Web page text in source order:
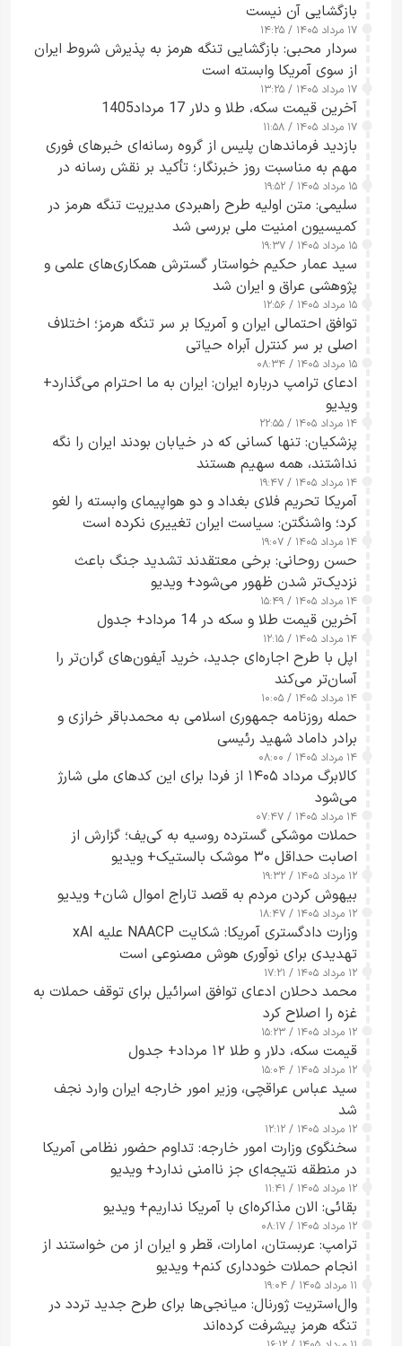
بازگشایی آن نیست
۱۷ مرداد ۱۴۰۵ / ۱۴:۲۵
سردار محبی: بازگشایی تنگه هرمز به پذیرش شروط ایران
از سوی آمریکا وابسته است
۱۷ مرداد ۱۴۰۵ / ۱۳:۲۵
آخرین قیمت سکه، طلا و دلار 17 مرداد1405
۱۷ مرداد ۱۴۰۵ / ۱۱:۵۸
بازدید فرماندهان پلیس از گروه رسانه‌ای خبرهای فوری
مهم به مناسبت روز خبرنگار؛ تأکید بر نقش رسانه در
تقویت امنیت و اعتماد عمومی
۱۵ مرداد ۱۴۰۵ / ۱۹:۵۲
سلیمی: متن اولیه طرح راهبردی مدیریت تنگه هرمز در
کمیسیون امنیت ملی بررسی شد
۱۵ مرداد ۱۴۰۵ / ۱۹:۳۷
سید عمار حکیم خواستار گسترش همکاری‌های علمی و
پژوهشی عراق و ایران شد
۱۵ مرداد ۱۴۰۵ / ۱۲:۵۶
توافق احتمالی ایران و آمریکا بر سر تنگه هرمز؛ اختلاف
اصلی بر سر کنترل آبراه حیاتی
۱۵ مرداد ۱۴۰۵ / ۰۸:۳۴
ادعای ترامپ درباره ایران: ایران به ما احترام می‌گذارد+
ویدیو
۱۴ مرداد ۱۴۰۵ / ۲۲:۵۵
پزشکیان: تنها کسانی که در خیابان بودند ایران را نگه
نداشتند، همه سهیم هستند
۱۴ مرداد ۱۴۰۵ / ۱۹:۴۷
آمریکا تحریم فلای بغداد و دو هواپیمای وابسته را لغو
کرد؛ واشنگتن: سیاست ایران تغییری نکرده است
۱۴ مرداد ۱۴۰۵ / ۱۹:۰۷
حسن روحانی: برخی معتقدند تشدید جنگ باعث
نزدیک‌تر شدن ظهور می‌شود+ ویدیو
۱۴ مرداد ۱۴۰۵ / ۱۵:۴۹
آخرین قیمت طلا و سکه در 14 مرداد+ جدول
۱۴ مرداد ۱۴۰۵ / ۱۲:۱۵
اپل با طرح اجاره‌ای جدید، خرید آیفون‌های گران‌تر را
آسان‌تر می‌کند
۱۴ مرداد ۱۴۰۵ / ۱۰:۰۵
حمله روزنامه جمهوری اسلامی به محمدباقر خرازی و
برادر داماد شهید رئیسی
۱۴ مرداد ۱۴۰۵ / ۰۸:۰۰
کالابرگ مرداد ۱۴۰۵ از فردا برای این کدهای ملی شارژ
می‌شود
۱۴ مرداد ۱۴۰۵ / ۰۷:۴۷
حملات موشکی گسترده روسیه به کی‌یف؛ گزارش از
اصابت حداقل ۳۰ موشک بالستیک+ ویدیو
۱۲ مرداد ۱۴۰۵ / ۱۹:۳۲
بیهوش کردن مردم به قصد تاراج اموال شان+ ویدیو
۱۲ مرداد ۱۴۰۵ / ۱۸:۴۷
وزارت دادگستری آمریکا: شکایت NAACP علیه xAI
تهدیدی برای نوآوری هوش مصنوعی است
۱۲ مرداد ۱۴۰۵ / ۱۷:۲۱
محمد دحلان ادعای توافق اسرائیل برای توقف حملات به
غزه را اصلاح کرد
۱۲ مرداد ۱۴۰۵ / ۱۵:۲۳
قیمت سکه، دلار و طلا ۱۲ مرداد+ جدول
۱۲ مرداد ۱۴۰۵ / ۱۵:۰۴
سید عباس عراقچی، وزیر امور خارجه ایران وارد نجف
شد
۱۲ مرداد ۱۴۰۵ / ۱۲:۱۲
سخنگوی وزارت امور خارجه: تداوم حضور نظامی آمریکا
در منطقه نتیجه‌ای جز ناامنی ندارد+ ویدیو
۱۲ مرداد ۱۴۰۵ / ۱۱:۴۱
بقائی: الان مذاکره‌ای با آمریکا نداریم+ ویدیو
۱۲ مرداد ۱۴۰۵ / ۰۸:۱۷
ترامپ: عربستان، امارات، قطر و ایران از من خواستند از
انجام حملات خودداری کنم+ ویدیو
۱۱ مرداد ۱۴۰۵ / ۱۹:۰۴
وال‌استریت ژورنال: میانجی‌ها برای طرح جدید تردد در
تنگه هرمز پیشرفت کرده‌اند